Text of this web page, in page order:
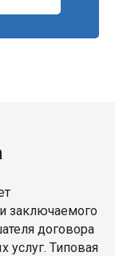
заключаемого
договора
услуг. Типовая